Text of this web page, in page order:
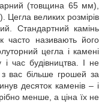
(товщина 65 мм),
великих розмірів
Стандартний камінь
часто називають його
цегла і камені
час будівництва. І не
з вас більше грошей за
десяток каменів – і
менше, а ціна їх не